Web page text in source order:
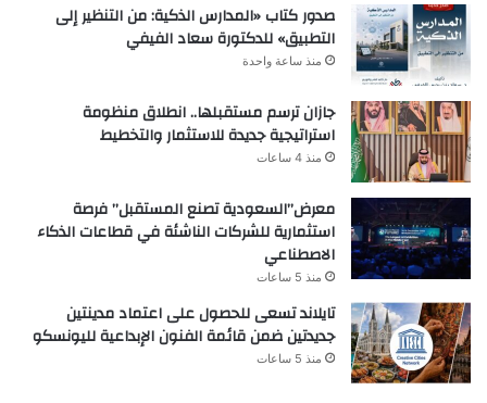
صدور كتاب «المدارس الذكية: من التنظير إلى
التطبيق» للدكتورة سعاد الفيفي
منذ ساعة واحدة
جازان ترسم مستقبلها.. انطلاق منظومة
استراتيجية جديدة للاستثمار والتخطيط
منذ 4 ساعات
معرض”السعودية تصنع المستقبل” فرصة
استثمارية للشركات الناشئة في قطاعات الذكاء
الاصطناعي
منذ 5 ساعات
تايلاند تسعى للحصول على اعتماد مدينتين
جديدتين ضمن قائمة الفنون الإبداعية لليونسكو
منذ 5 ساعات